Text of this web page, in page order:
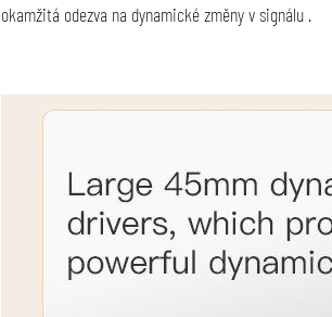
okamžitá odezva na dynamické změny v signálu .